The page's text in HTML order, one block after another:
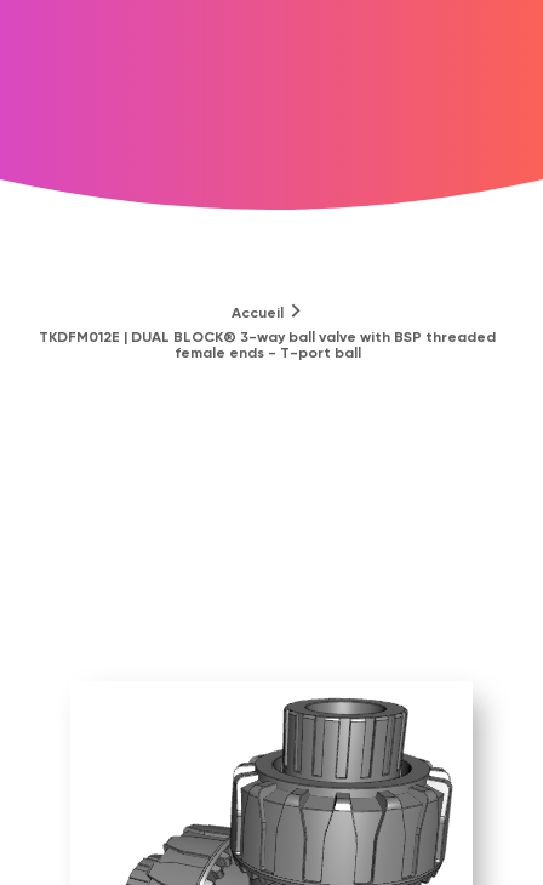
Accueil
TKDFM012E | DUAL BLOCK® 3-way ball valve with BSP threaded
female ends - T-port ball